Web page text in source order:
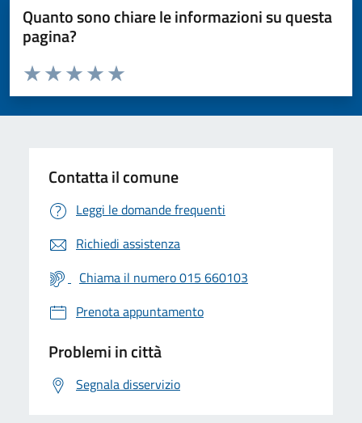
Quanto sono chiare le informazioni su questa
pagina?
Valuta da 1 a 5 stelle la pagina
Valuta 5 stelle su 5
Valuta 4 stelle su 5
Valuta 3 stelle su 5
Valuta 2 stelle su 5
Valuta 1 stelle su 5
Contatta il comune
Leggi le domande frequenti
Richiedi assistenza
Chiama il numero 015 660103
Prenota appuntamento
Problemi in città
Segnala disservizio